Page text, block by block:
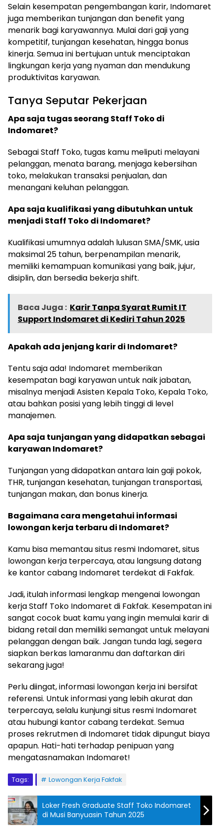
Selain kesempatan pengembangan karir, Indomaret
juga memberikan tunjangan dan benefit yang
menarik bagi karyawannya. Mulai dari gaji yang
kompetitif, tunjangan kesehatan, hingga bonus
kinerja. Semua ini bertujuan untuk menciptakan
lingkungan kerja yang nyaman dan mendukung
produktivitas karyawan.
Tanya Seputar Pekerjaan
Apa saja tugas seorang Staff Toko di
Indomaret?
Sebagai Staff Toko, tugas kamu meliputi melayani
pelanggan, menata barang, menjaga kebersihan
toko, melakukan transaksi penjualan, dan
menangani keluhan pelanggan.
Apa saja kualifikasi yang dibutuhkan untuk
menjadi Staff Toko di Indomaret?
Kualifikasi umumnya adalah lulusan SMA/SMK, usia
maksimal 25 tahun, berpenampilan menarik,
memiliki kemampuan komunikasi yang baik, jujur,
disiplin, dan bersedia bekerja shift.
Baca Juga : Karir Tanpa Syarat Rumit IT
Support Indomaret di Kediri Tahun 2025
Apakah ada jenjang karir di Indomaret?
Tentu saja ada! Indomaret memberikan
kesempatan bagi karyawan untuk naik jabatan,
misalnya menjadi Asisten Kepala Toko, Kepala Toko,
atau bahkan posisi yang lebih tinggi di level
manajemen.
Apa saja tunjangan yang didapatkan sebagai
karyawan Indomaret?
Tunjangan yang didapatkan antara lain gaji pokok,
THR, tunjangan kesehatan, tunjangan transportasi,
tunjangan makan, dan bonus kinerja.
Bagaimana cara mengetahui informasi
lowongan kerja terbaru di Indomaret?
Kamu bisa memantau situs resmi Indomaret, situs
lowongan kerja terpercaya, atau langsung datang
ke kantor cabang Indomaret terdekat di Fakfak.
Jadi, itulah informasi lengkap mengenai lowongan
kerja Staff Toko Indomaret di Fakfak. Kesempatan ini
sangat cocok buat kamu yang ingin memulai karir di
bidang retail dan memiliki semangat untuk melayani
pelanggan dengan baik. Jangan tunda lagi, segera
siapkan berkas lamaranmu dan daftarkan diri
sekarang juga!
Perlu diingat, informasi lowongan kerja ini bersifat
referensi. Untuk informasi yang lebih akurat dan
terpercaya, selalu kunjungi situs resmi Indomaret
atau hubungi kantor cabang terdekat. Semua
proses rekrutmen di Indomaret tidak dipungut biaya
apapun. Hati-hati terhadap penipuan yang
mengatasnamakan Indomaret!
Tags: Lowongan Kerja Fakfak
Loker Fresh Graduate Staff Toko Indomaret
di Musi Banyuasin Tahun 2025